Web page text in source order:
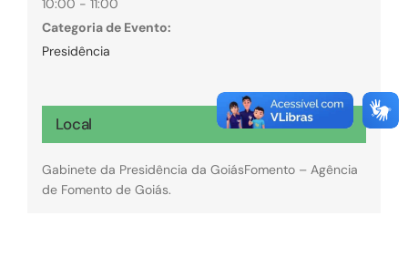
10:00 - 11:00
Categoria de Evento:
Presidência
Local
Gabinete da Presidência da GoiásFomento – Agência
de Fomento de Goiás.